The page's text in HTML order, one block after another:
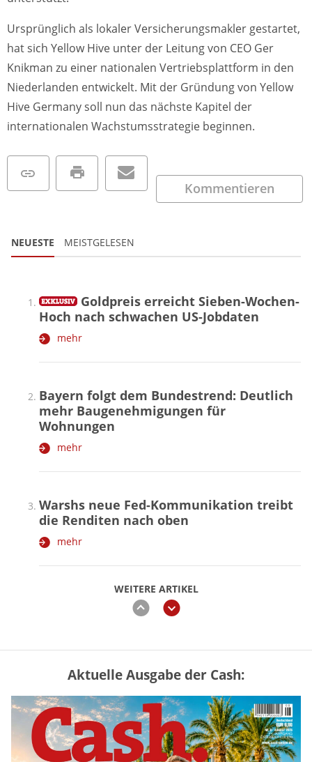
Ursprünglich als lokaler Versicherungsmakler gestartet,
hat sich Yellow Hive unter der Leitung von CEO Ger
Knikman zu einer nationalen Vertriebsplattform in den
Niederlanden entwickelt. Mit der Gründung von Yellow
Hive Germany soll nun das nächste Kapitel der
internationalen Wachstumsstrategie beginnen.
Kommentieren
NEUESTE MEISTGELESEN
WEITERE ARTIKEL
zurückweiter
Goldpreis erreicht Sieben-Wochen-
Hoch nach schwachen US-Jobdaten
mehr
Bayern folgt dem Bundestrend: Deutlich
mehr Baugenehmigungen für
Wohnungen
mehr
Warshs neue Fed-Kommunikation treibt
die Renditen nach oben
mehr
Vermieter-Zutritt: Wann Mieter
die Wohnung öffnen müssen
mehr
Aktuelle Ausgabe der Cash: